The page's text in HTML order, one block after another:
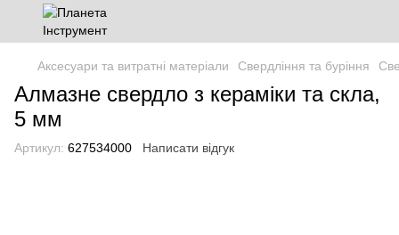
Аксесуари та витратні матеріали Свердління та буріння
Алмазне свердло з кераміки та скла,
5 мм
Артикул: 627534000 Написати відгук